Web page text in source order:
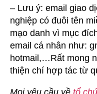
– Lưu ý: email giao
nghiệp có đuôi tên
mạo danh vì mục
email cá nhân như:
hotmail,…Rất mong
thiện chí hợp tác từ
Mọi yêu cầu về tổ